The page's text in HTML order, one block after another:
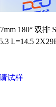
180° 双排
L=14.5
试样